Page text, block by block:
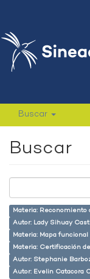
Buscar
Buscar
Materia: Reconomiento
Autor: Lady Sihuay
Materia: Mapa funcional
Materia: Certificación
Autor: Stephanie
Autor: Evelin Catacora